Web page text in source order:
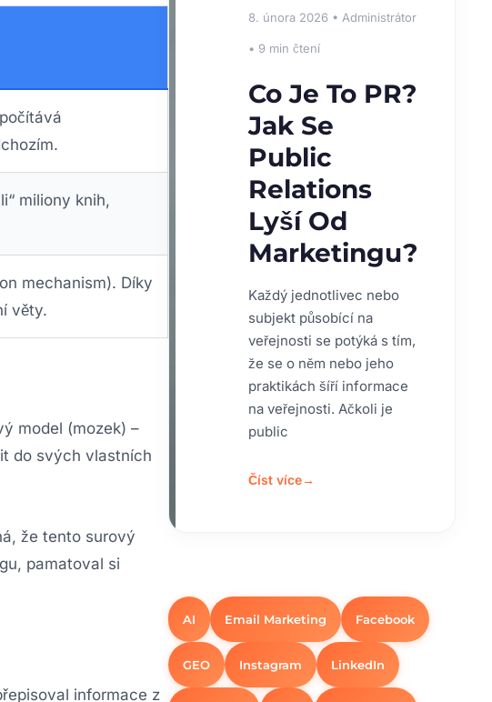
miliony knih,
mechanism). Díky
věty.
model (mozek) –
do svých vlastních
že tento surový
pamatoval si
informace z
8. února 2026 • Administrátor
• 9 min čtení
Co Je To PR?
Jak Se
Public
Relations
Lyší Od
Marketingu?
Každý jednotlivec nebo
subjekt působící na
veřejnosti se potýká s tím,
že se o něm nebo jeho
praktikách šíří informace
na veřejnosti. Ačkoli je
public
Číst více→
AI Email Marketing Facebook
GEO Instagram LinkedIn